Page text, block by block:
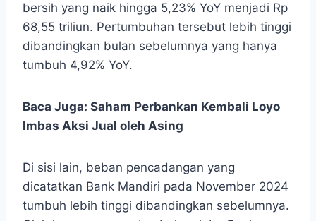
bersih yang naik hingga 5,23% YoY menjadi Rp
68,55 triliun. Pertumbuhan tersebut lebih tinggi
dibandingkan bulan sebelumnya yang hanya
tumbuh 4,92% YoY.
Baca Juga: Saham Perbankan Kembali Loyo
Imbas Aksi Jual oleh Asing
Di sisi lain, beban pencadangan yang
dicatatkan Bank Mandiri pada November 2024
tumbuh lebih tinggi dibandingkan sebelumnya.